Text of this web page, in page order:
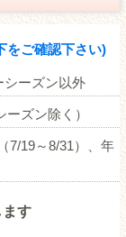
をご確認下さい)
シーズン以外
ズン除く）
7/19～8/31）、年
す